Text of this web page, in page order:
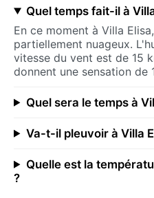
Quel temps fait-il à
En ce moment à Villa
partiellement nuageux.
vitesse du vent est de 15
donnent une sensation de
Quel sera le temps à
Va-t-il pleuvoir à Villa
Quelle est la
?